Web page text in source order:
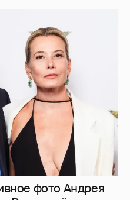
фото Андрея
Высоцкой на